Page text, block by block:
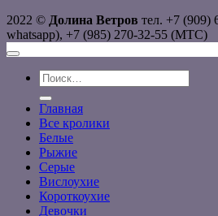
2022 © Долина Ветров тел. +7 (909)
whatsapp), +7 (985) 270-32-55 (МТС)
Искать:
Главная
Все кролики
Белые
Рыжие
Серые
Вислоухие
Короткоухие
Девочки